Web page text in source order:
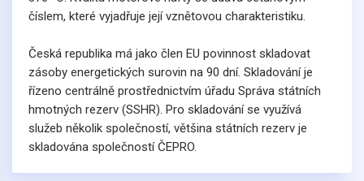
číslem, které vyjadřuje její vznětovou charakteristiku.
Česká republika má jako člen EU povinnost skladovat
zásoby energetických surovin na 90 dní. Skladování je
řízeno centrálně prostřednictvím úřadu Správa státních
hmotných rezerv (SSHR). Pro skladování se využívá
služeb několik společností, většina státních rezerv je
skladována společností ČEPRO.